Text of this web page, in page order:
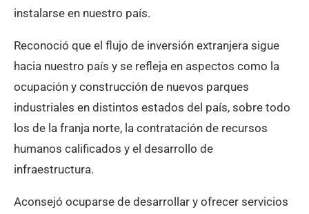
instalarse en nuestro país.
Reconoció que el flujo de inversión extranjera sigue
hacia nuestro país y se refleja en aspectos como la
ocupación y construcción de nuevos parques
industriales en distintos estados del país, sobre todo
los de la franja norte, la contratación de recursos
humanos calificados y el desarrollo de
infraestructura.
Aconsejó ocuparse de desarrollar y ofrecer servicios